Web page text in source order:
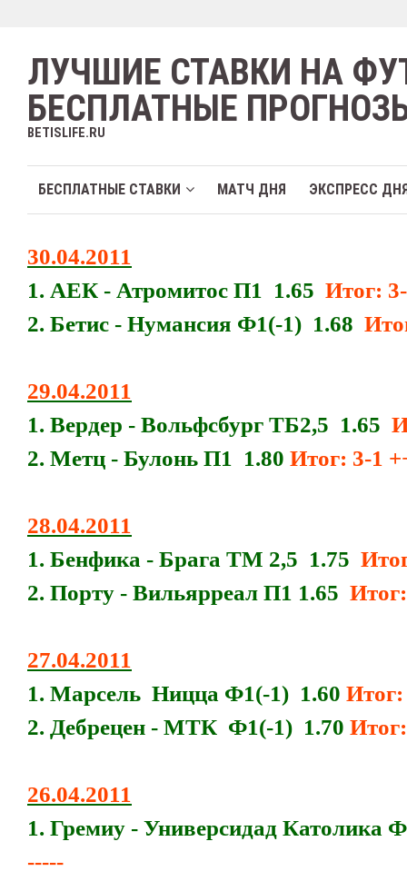
ЛУЧШИЕ СТАВКИ НА
БЕСПЛАТНЫЕ
BETISLIFE.RU
БЕСПЛАТНЫЕ СТАВКИ МАТЧ ДНЯ ЭКСПРЕСС
30.04.2011
1. АЕК - Атромитос П1 1.65 Итог:
2. Бетис - Нумансия Ф1(-1) 1.68
29.04.2011
1. Вердер - Вольфсбург ТБ2,5 1.65
2. Метц - Булонь П1 1.80 Итог: 3-1
28.04.2011
1. Бенфика - Брага ТМ 2,5 1.75
2. Порту - Вильярреал П1 1.65
27.04.2011
1. Марсель Ницца Ф1(-1) 1.60 Итог:
2. Дебрецен - МТК Ф1(-1) 1.70
26.04.2011
1. Гремиу - Универсидад Католика
-----